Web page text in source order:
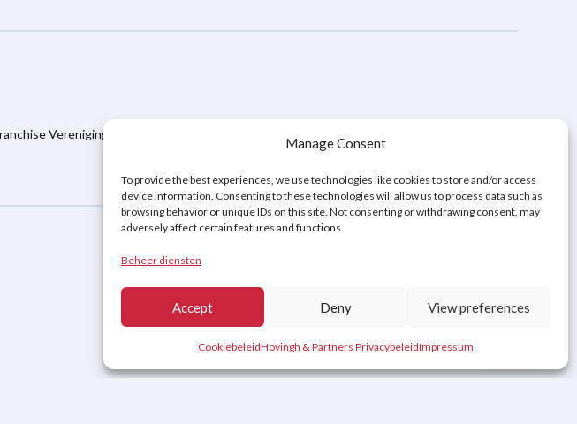
Manage Consent
To provide the best experiences, we use technologies like cookies to store and/or access
device information. Consenting to these technologies will allow us to process data such as
browsing behavior or unique IDs on this site. Not consenting or withdrawing consent, may
adversely affect certain features and functions.
Beheer diensten
Accept Deny View preferences
CookiebeleidHovingh & Partners PrivacybeleidImpressum